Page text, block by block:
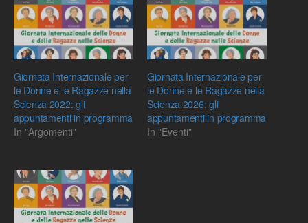
Giornata Internazionale per
le Donne e le Ragazze nella
Scienza 2022: gli
appuntamenti in programma
In "Argomenti"
Giornata Internazionale per
le Donne e le Ragazze nella
Scienza 2026: gli
appuntamenti in programma
In "Eventi"